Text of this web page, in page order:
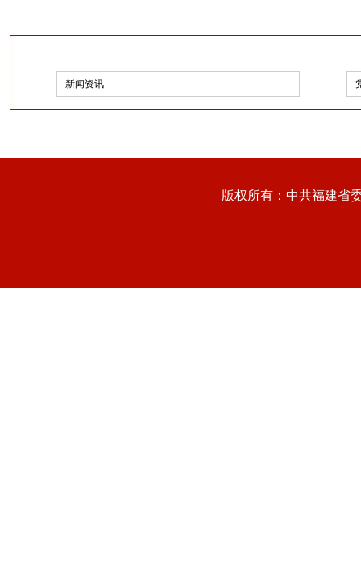
新闻资讯
版权所有：中共福建省